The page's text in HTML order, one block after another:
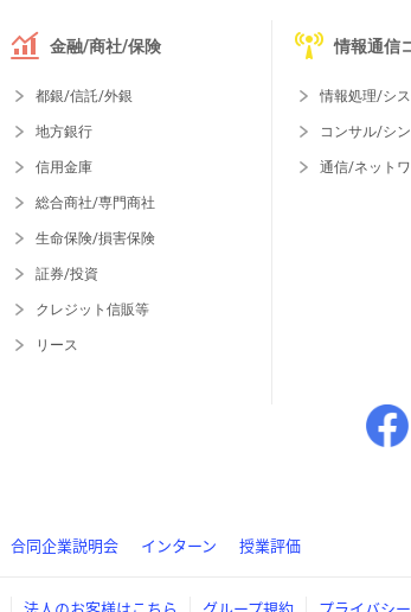
金融/商社/保険
都銀/信託/外銀
地方銀行
信用金庫
総合商社/専門商社
生命保険/損害保険
証券/投資
クレジット信販等
リース
情報通信
情報処理/シ
コンサル/シ
通信/ネット
合同企業説明会 インターン 授業評価